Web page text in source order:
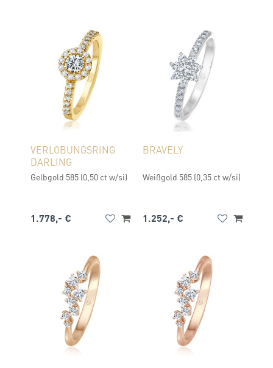
VERLOBUNGSRING
DARLING
Gelbgold 585 (0,50 ct w/si)
1.778,- €
BRAVELY
Weißgold 585 (0,35 ct w/si)
1.252,- €